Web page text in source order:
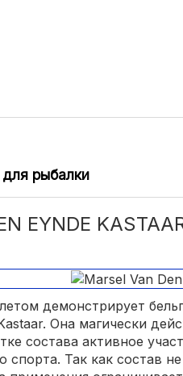
рыбалки
EYNDE
демонстрирует
Она магически
состава активное
спорта. Так как состав